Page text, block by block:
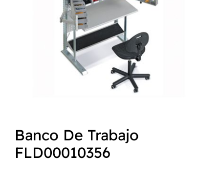
NORMAS ISO
Banco De Trabajo
FLD00010356